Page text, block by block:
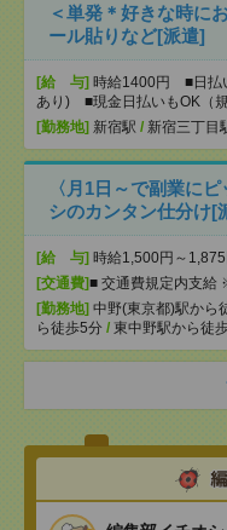
＜単発＊好きな時に
ール貼りなど[派遣]
[給 与] 時給1400円 ■日払
あり) ■現金日払いもOK（規
[勤務地] 新宿駅 / 新宿三丁目
〈月1日～で副業に
シのカンタン仕分け[
[給 与] 時給1,500円～1,875
[交通費]■ 交通費規定内支給
[勤務地] 中野(東京都)駅から
ら徒歩5分 / 東中野駅から徒